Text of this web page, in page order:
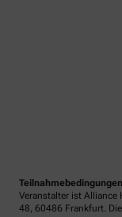
Teilnahmebedingungen
Veranstalter ist Alliance
48, 60486 Frankfurt.